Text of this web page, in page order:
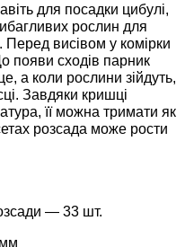
для посадки цибулі,
рослин для
Перед висівом у комірки
появи сходів парник
а коли рослини зійдуть,
Завдяки кришці
її можна тримати як
розсада може рости
— 33 шт.